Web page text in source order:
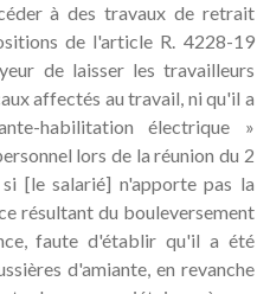
à des travaux de retrait
de l'article R. 4228-19
de laisser les travailleurs
affectés au travail, ni qu'il a
habilitation électrique »
lors de la réunion du 2
[le salarié] n'apporte pas la
résultant du bouleversement
faute d'établir qu'il a été
d'amiante, en revanche